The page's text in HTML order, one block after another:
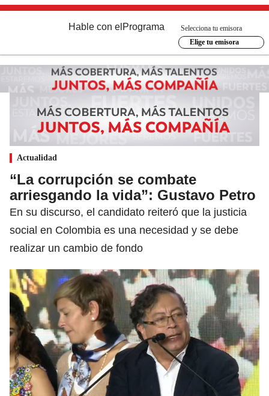
Hable con el Programa
Selecciona tu emisora
Elige tu emisora
Actualidad
“La corrupción se combate
arriesgando la vida”: Gustavo Petro
En su discurso, el candidato reiteró que la justicia
social en Colombia es una necesidad y se debe
realizar un cambio de fondo